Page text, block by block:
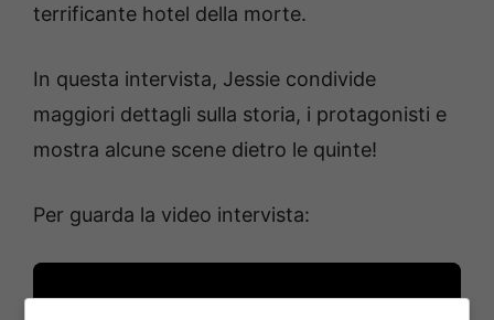
terrificante hotel della morte.
In questa intervista, Jessie condivide
maggiori dettagli sulla storia, i protagonisti e
mostra alcune scene dietro le quinte!
Per guarda la video intervista: